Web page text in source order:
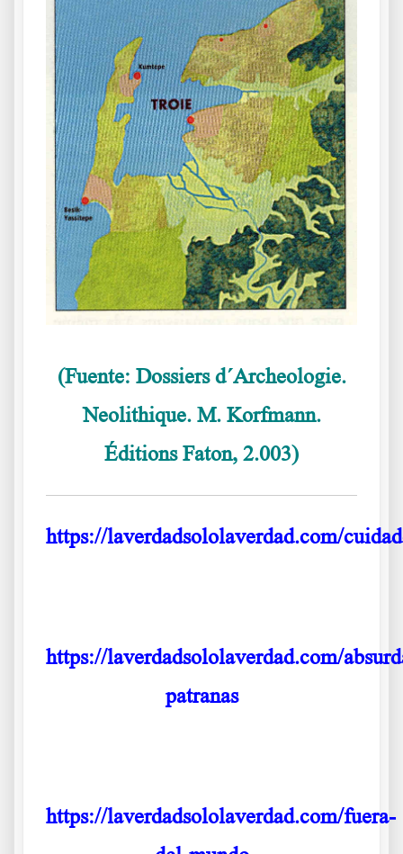
(Fuente: Dossiers d´Archeologie.
Neolithique. M. Korfmann.
Éditions Faton, 2.003)
https://laverdadsololaverdad.com/
https://laverdadsololaverdad.com/
patranas
https://laverdadsololaverdad.com/fuera-